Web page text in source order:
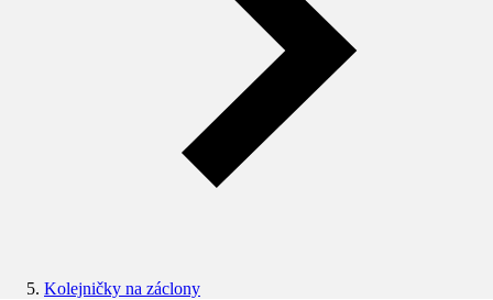
Kolejničky na záclony